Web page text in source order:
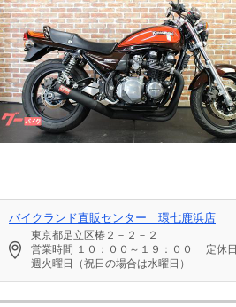
バイクランド直販センター 環七鹿浜店
東京都足立区椿２－２－２
営業時間 １０：００～１９：００ 定休日
週火曜日（祝日の場合は水曜日）